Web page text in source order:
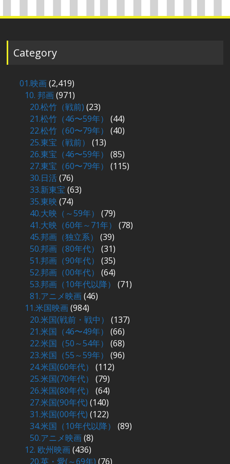
Category
01.映画(2,419)
10. 邦画(971)
20.松竹（戦前) (23)
21.松竹（46〜59年）
(44)
22.松竹（60〜79年）
(40)
25.東宝（戦前）
(13)
26.東宝（46〜59年）
(85)
27.東宝（60〜79年）
(115)
30.日活(76)
33.新東宝 (63)
35.東映 (74)
40.大映（～59年）
(79)
41.大映（60年～71年）
(78)
45.邦画（独立系）
(39)
50.邦画（80年代）
(31)
51.邦画（90年代）
(35)
52.邦画（00年代）
(64)
53.邦画（10年代以降）
(71)
81.アニメ映画(46)
11.米国映画(984)
20.米国(戦前・戦中）
(137)
21.米国（46〜49年）
(66)
22.米国（50～54年）
(68)
23.米国（55～59年）
(96)
24.米国(60年代）
(112)
25.米国(70年代）
(79)
26.米国(80年代）
(64)
27.米国(90年代) (140)
31.米国(00年代) (122)
34.米国（10年代以降）
(89)
50.アニメ映画(8)
12. 欧州映画(436)
20.英・愛(～69年) (76)